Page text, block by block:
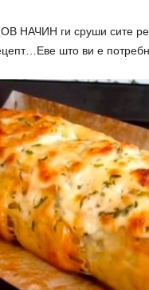
НАЧИН ги сруши сите
што ви е